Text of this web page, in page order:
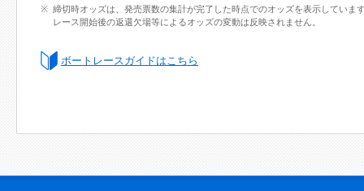
締切時オッズは、発売票数の集計が完了した時点でのオッズを表示していま
レース開始後の返還欠場等によるオッズの変動は反映されません。
ボートレースガイドはこちら